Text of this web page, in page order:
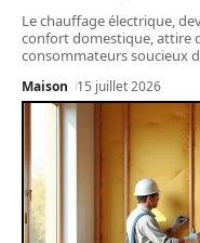
Le chauffage électrique,
confort domestique, attire
consommateurs soucieux
Maison 15 juillet 2026